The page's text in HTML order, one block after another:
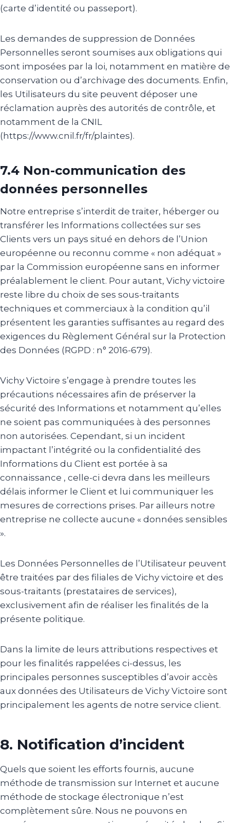
(carte d’identité ou passeport).
Les demandes de suppression de Données
Personnelles seront soumises aux obligations qui
sont imposées par la loi, notamment en matière de
conservation ou d’archivage des documents. Enfin,
les Utilisateurs du site peuvent déposer une
réclamation auprès des autorités de contrôle, et
notamment de la CNIL
(https://www.cnil.fr/fr/plaintes).
7.4 Non-communication des
données personnelles
Notre entreprise s’interdit de traiter, héberger ou
transférer les Informations collectées sur ses
Clients vers un pays situé en dehors de l’Union
européenne ou reconnu comme « non adéquat »
par la Commission européenne sans en informer
préalablement le client. Pour autant, Vichy victoire
reste libre du choix de ses sous-traitants
techniques et commerciaux à la condition qu’il
présentent les garanties suffisantes au regard des
exigences du Règlement Général sur la Protection
des Données (RGPD : n° 2016-679).
Vichy Victoire s’engage à prendre toutes les
précautions nécessaires afin de préserver la
sécurité des Informations et notamment qu’elles
ne soient pas communiquées à des personnes
non autorisées. Cependant, si un incident
impactant l’intégrité ou la confidentialité des
Informations du Client est portée à sa
connaissance , celle-ci devra dans les meilleurs
délais informer le Client et lui communiquer les
mesures de corrections prises. Par ailleurs notre
entreprise ne collecte aucune « données sensibles
».
Les Données Personnelles de l’Utilisateur peuvent
être traitées par des filiales de Vichy victoire et des
sous-traitants (prestataires de services),
exclusivement afin de réaliser les finalités de la
présente politique.
Dans la limite de leurs attributions respectives et
pour les finalités rappelées ci-dessus, les
principales personnes susceptibles d’avoir accès
aux données des Utilisateurs de Vichy Victoire sont
principalement les agents de notre service client.
8. Notification d’incident
Quels que soient les efforts fournis, aucune
méthode de transmission sur Internet et aucune
méthode de stockage électronique n’est
complètement sûre. Nous ne pouvons en